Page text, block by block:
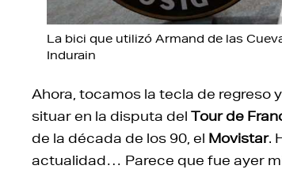
La bici que utilizó Armand de las
Indurain
Ahora, tocamos la tecla de regreso
situar en la disputa del Tour de
de la década de los 90, el Movistar.
actualidad… Parece que fue ayer